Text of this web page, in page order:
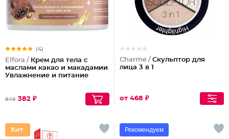
(4)
Elfora / Крем для тела с
маслами какао и макадамии
Увлажнение и питание
849 382 ₽
Charme / Скульптор для
лица 3 в 1
от 468 ₽
Рекомендуем